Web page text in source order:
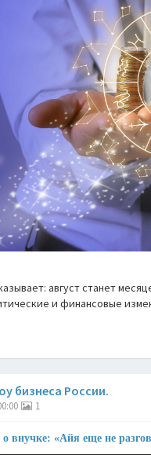
август станет
и финансовые
бизнеса России.
1
внучке: «Айя еще не